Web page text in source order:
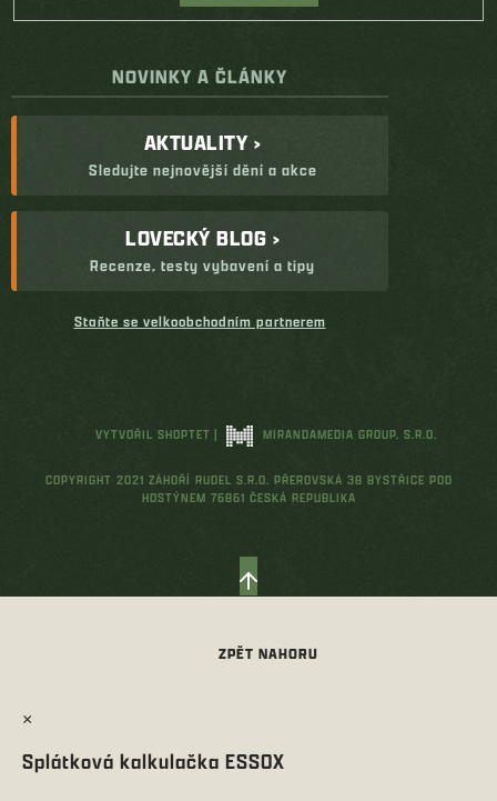
NOVINKY A ČLÁNKY
AKTUALITY ›
Sledujte nejnovější dění a akce
LOVECKÝ BLOG ›
Recenze, testy vybavení a tipy
Staňte se velkoobchodním partnerem
VYTVOŘIL SHOPTET | MIRANDAMEDIA GROUP, S.R.O.
COPYRIGHT 2021 ZÁHOŘÍ RUDEL S.R.O. PŘEROVSKÁ 38 BYSTŘICE POD
HOSTÝNEM 76861 ČESKÁ REPUBLIKA
×
Splátková kalkulačka ESSOX